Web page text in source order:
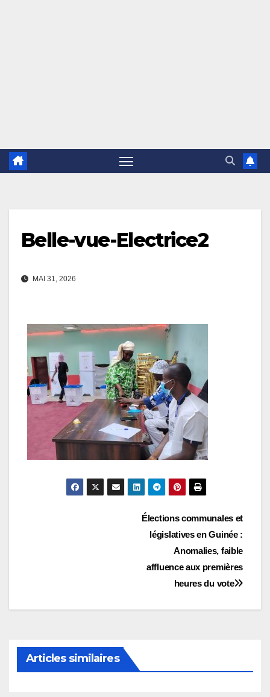
Belle-vue-Electrice2
MAI 31, 2026
Élections communales et
législatives en Guinée :
Anomalies, faible
affluence aux premières
heures du vote
Articles similaires